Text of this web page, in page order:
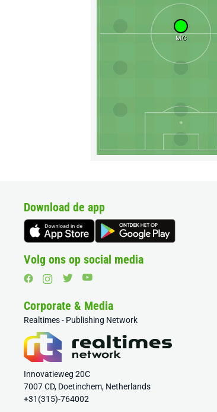
MC
Download de app
Volg ons op social media
Corporate & Media
Realtimes - Publishing Network
Innovatieweg 20C
7007 CD, Doetinchem, Netherlands
+31(315)-764002